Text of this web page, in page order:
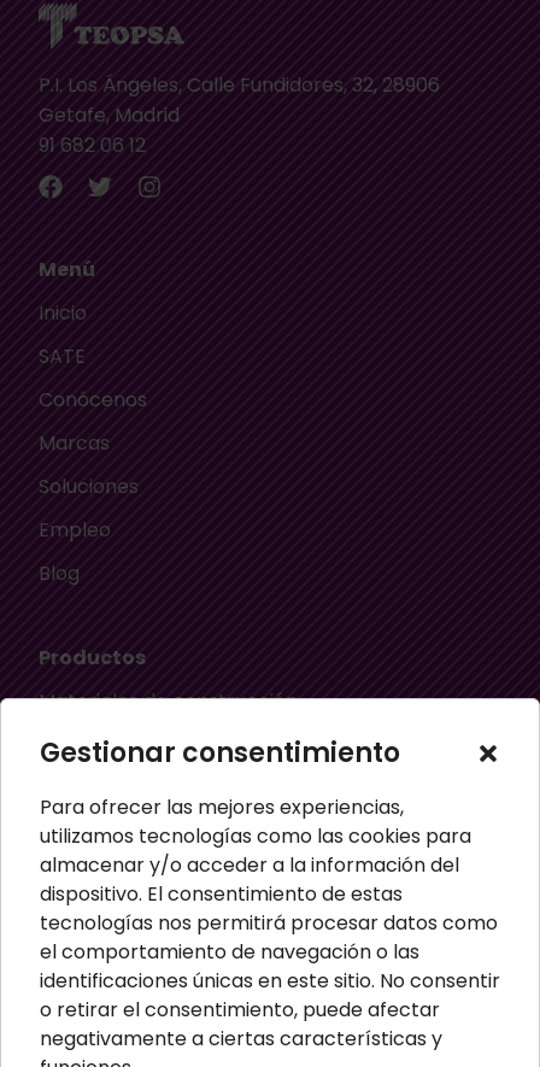
Gestionar consentimiento
Para ofrecer las mejores experiencias,
utilizamos tecnologías como las cookies para
almacenar y/o acceder a la información del
dispositivo. El consentimiento de estas
tecnologías nos permitirá procesar datos como
el comportamiento de navegación o las
identificaciones únicas en este sitio. No consentir
o retirar el consentimiento, puede afectar
negativamente a ciertas características y
P.I. Los Ángeles, Calle Fundidores, 32, 28906
Getafe, Madrid
91 682 06 12
Menú
Inicio
SATE
Conócenos
Marcas
Soluciones
Empleo
Blog
Productos
Materiales de construcción
Aislamiento térmico
Material ignífugo aislante
Paneles aislantes
Masillas para pared
Paneles sandwich
Perfiles